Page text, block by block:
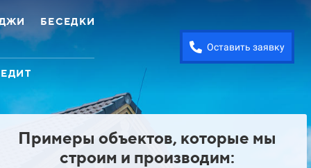
БЕСЕДКИ
Оставить заявку
Примеры объектов, которые мы
строим и производим: